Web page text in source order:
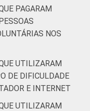
PAGARAM
NOS
UTILIZARAM
DE DIFICULDADE
E INTERNET
UTILIZARAM